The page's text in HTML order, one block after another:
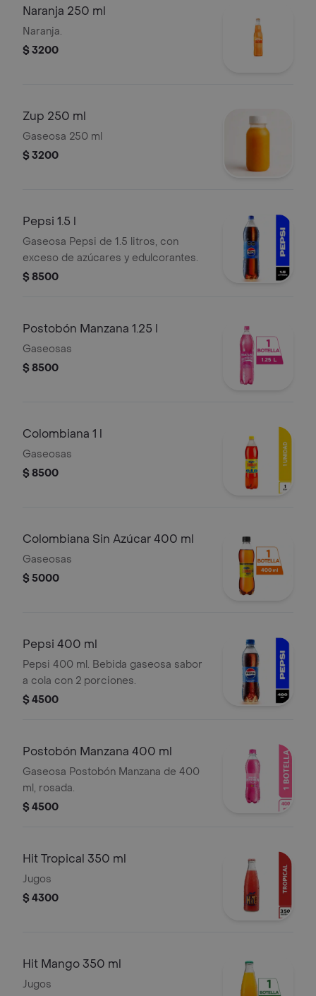
Naranja 250 ml
Naranja.
$ 3200
Zup 250 ml
Gaseosa 250 ml
$ 3200
Pepsi 1.5 l
Gaseosa Pepsi de 1.5 litros, con
exceso de azúcares y edulcorantes.
$ 8500
Postobón Manzana 1.25 l
Gaseosas
$ 8500
Colombiana 1 l
Gaseosas
$ 8500
Colombiana Sin Azúcar 400 ml
Gaseosas
$ 5000
Pepsi 400 ml
Pepsi 400 ml. Bebida gaseosa sabor
a cola con 2 porciones.
$ 4500
Postobón Manzana 400 ml
Gaseosa Postobón Manzana de 400
ml, rosada.
$ 4500
Hit Tropical 350 ml
Jugos
$ 4300
Hit Mango 350 ml
Jugos